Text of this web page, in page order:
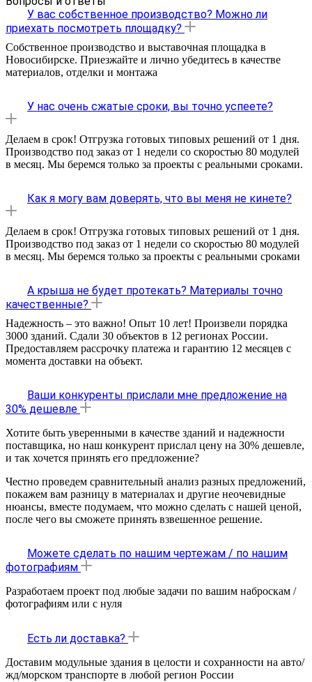
У вас собственное производство? Можно ли
приехать посмотреть площадку?
Собственное производство и выставочная площадка в
Новосибирске. Приезжайте и лично убедитесь в качестве
материалов, отделки и монтажа
У нас очень сжатые сроки, вы точно успеете?
Делаем в срок! Отгрузка готовых типовых решений от 1 дня.
Производство под заказ от 1 недели со скоростью 80 модулей
в месяц. Мы беремся только за проекты с реальными сроками.
Как я могу вам доверять, что вы меня не кинете?
Делаем в срок! Отгрузка готовых типовых решений от 1 дня.
Производство под заказ от 1 недели со скоростью 80 модулей
в месяц. Мы беремся только за проекты с реальными сроками
А крыша не будет протекать? Материалы точно
качественные?
Надежность – это важно! Опыт 10 лет! Произвели порядка
3000 зданий. Сдали 30 объектов в 12 регионах России.
Предоставляем рассрочку платежа и гарантию 12 месяцев с
момента доставки на объект.
Ваши конкуренты прислали мне предложение на
30% дешевле
Хотите быть уверенными в качестве зданий и надежности
поставщика, но наш конкурент прислал цену на 30% дешевле,
и так хочется принять его предложение?
Честно проведем сравнительный анализ разных предложений,
покажем вам разницу в материалах и другие неочевидные
нюансы, вместе подумаем, что можно сделать с нашей ценой,
после чего вы сможете принять взвешенное решение.
Можете сделать по нашим чертежам / по нашим
фотографиям
Разработаем проект под любые задачи по вашим наброскам /
фотографиям или с нуля
Есть ли доставка?
Доставим модульные здания в целости и сохранности на авто/
жд/морском транспорте в любой регион России